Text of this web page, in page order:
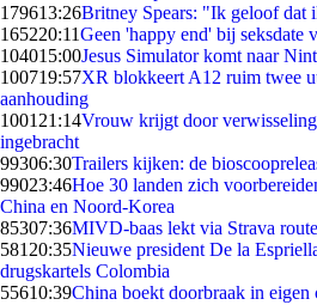
179613:26Britney Spears: "Ik geloof dat
165220:11Geen 'happy end' bij seksdate
104015:00Jesus Simulator komt naar
100719:57XR blokkeert A12 ruim twee
aanhouding
1001 21:14Vrouw krijgt door
ingebracht
99306:30Trailers kijken: de
99023:46Hoe 30 landen zich
China en Noord-Korea
85307:36MIVD-baas lekt via Strava
581 20:35Nieuwe president De la
drugskartels Colombia
55610:39China boekt doorbraak in eigen